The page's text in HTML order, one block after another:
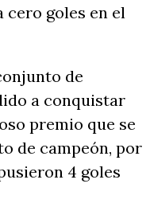
cero goles en el
de
a conquistar
premio que se
de campeón, por
4 goles